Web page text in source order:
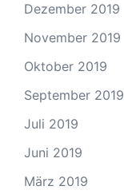
Dezember 2019
November 2019
Oktober 2019
September 2019
Juli 2019
Juni 2019
März 2019